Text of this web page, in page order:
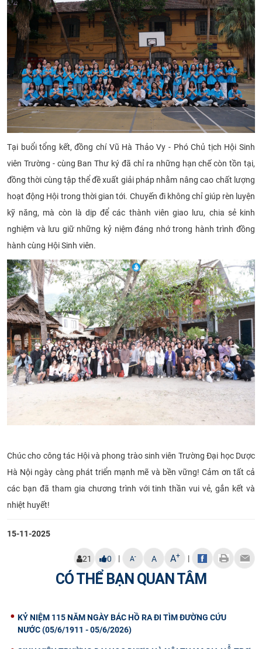
Tại buổi tổng kết, đồng chí Vũ Hà Thảo Vy - Phó Chủ tịch Hội Sinh
viên Trường - cùng Ban Thư ký đã chỉ ra những hạn chế còn tồn tại,
đồng thời cùng tập thể đề xuất giải pháp nhằm nâng cao chất lượng
hoạt động Hội trong thời gian tới. Chuyến đi không chỉ giúp rèn luyện
kỹ năng, mà còn là dịp để các thành viên giao lưu, chia sẻ kinh
nghiệm và lưu giữ những kỷ niệm đáng nhớ trong hành trình đồng
hành cùng Hội Sinh viên.
Chúc cho công tác Hội và phong trào sinh viên Trường Đại học Dược
Hà Nội ngày càng phát triển mạnh mẽ và bền vững! Cảm ơn tất cả
các bạn đã tham gia chương trình với tinh thần vui vẻ, gắn kết và
nhiệt huyết!
15-11-2025
21 0 | A- A A+ |
CÓ THỂ BẠN QUAN TÂM
KỶ NIỆM 115 NĂM NGÀY BÁC HỒ RA ĐI TÌM ĐƯỜNG CỨU
NƯỚC (05/6/1911 - 05/6/2026)